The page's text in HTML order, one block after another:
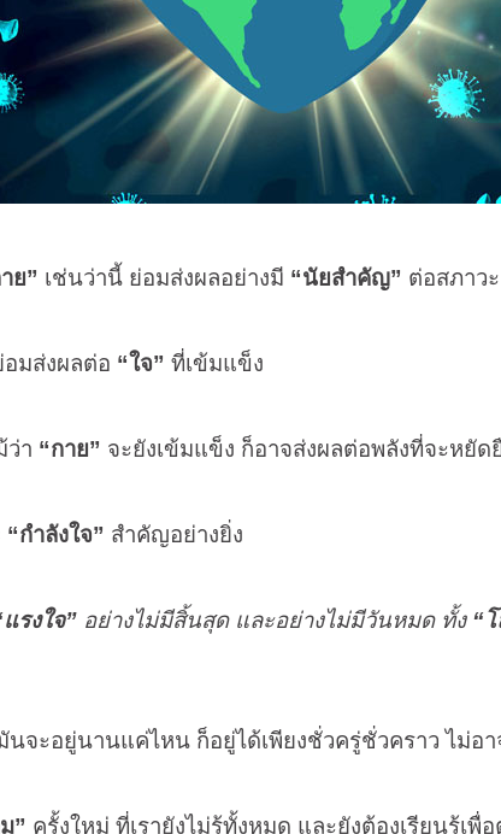
ย” เช่นว่านี้ ย่อมส่งผลอย่างมี “นัยสำคัญ” ต่อสภาวะ
มส่งผลต่อ “ใจ” ที่เข้มแข็ง
ว่า “กาย” จะยังเข้มแข็ง ก็อาจส่งผลต่อพลังที่จะหยั
“กำลังใจ” สำคัญอย่างยิ่ง
แรงใจ” อย่างไม่มีสิ้นสุด และอย่างไม่มีวันหมด ทั้ง “
นจะอยู่นานแค่ไหน ก็อยู่ได้เพียงชั่วครู่ชั่วคราว ไม่อ
” ครั้งใหม่ ที่เรายังไม่รู้ทั้งหมด และยังต้องเรียนรู้เพื่